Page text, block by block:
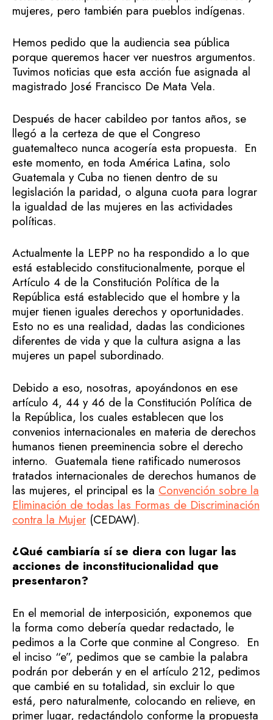
mujeres, pero también para pueblos indígenas.
Hemos pedido que la audiencia sea pública
porque queremos hacer ver nuestros argumentos.
Tuvimos noticias que esta acción fue asignada al
magistrado José Francisco De Mata Vela.
Después de hacer cabildeo por tantos años, se
llegó a la certeza de que el Congreso
guatemalteco nunca acogería esta propuesta. En
este momento, en toda América Latina, solo
Guatemala y Cuba no tienen dentro de su
legislación la paridad, o alguna cuota para lograr
la igualdad de las mujeres en las actividades
políticas.
Actualmente la LEPP no ha respondido a lo que
está establecido constitucionalmente, porque el
Artículo 4 de la Constitución Política de la
República está establecido que el hombre y la
mujer tienen iguales derechos y oportunidades.
Esto no es una realidad, dadas las condiciones
diferentes de vida y que la cultura asigna a las
mujeres un papel subordinado.
Debido a eso, nosotras, apoyándonos en ese
artículo 4, 44 y 46 de la Constitución Política de
la República, los cuales establecen que los
convenios internacionales en materia de derechos
humanos tienen preeminencia sobre el derecho
interno. Guatemala tiene ratificado numerosos
tratados internacionales de derechos humanos de
las mujeres, el principal es la Convención sobre la
Eliminación de todas las Formas de Discriminación
contra la Mujer (CEDAW).
¿Qué cambiaría sí se diera con lugar las
acciones de inconstitucionalidad que
presentaron?
En el memorial de interposición, exponemos que
la forma como debería quedar redactado, le
pedimos a la Corte que conmine al Congreso. En
el inciso “e”, pedimos que se cambie la palabra
podrán por deberán y en el artículo 212, pedimos
que cambié en su totalidad, sin excluir lo que
está, pero naturalmente, colocando en relieve, en
primer lugar, redactándolo conforme la propuesta